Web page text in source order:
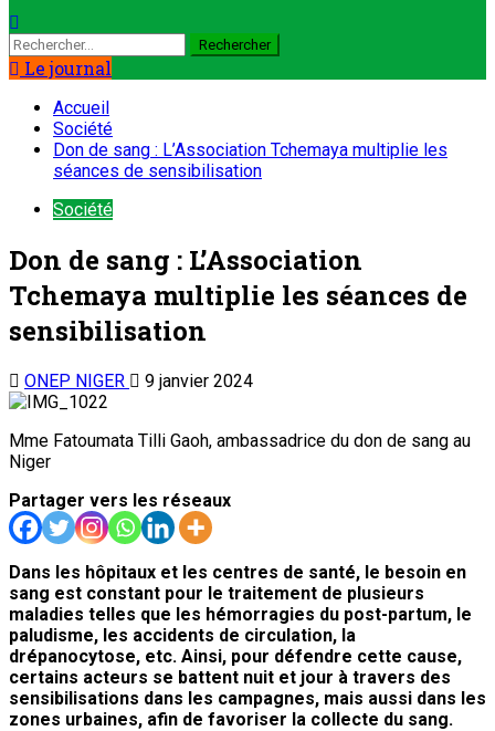
Le journal
Accueil
Société
Don de sang : L’Association Tchemaya multiplie les
séances de sensibilisation
Société
Don de sang : L’Association
Tchemaya multiplie les séances de
sensibilisation
ONEP NIGER 9 janvier 2024
Mme Fatoumata Tilli Gaoh, ambassadrice du don de sang au
Niger
Partager vers les réseaux
Dans les hôpitaux et les centres de santé, le besoin en
sang est constant pour le traitement de plusieurs
maladies telles que les hémorragies du post-partum, le
paludisme, les accidents de circulation, la
drépanocytose, etc. Ainsi, pour défendre cette cause,
certains acteurs se battent nuit et jour à travers des
sensibilisations dans les campagnes, mais aussi dans les
zones urbaines, afin de favoriser la collecte du sang.